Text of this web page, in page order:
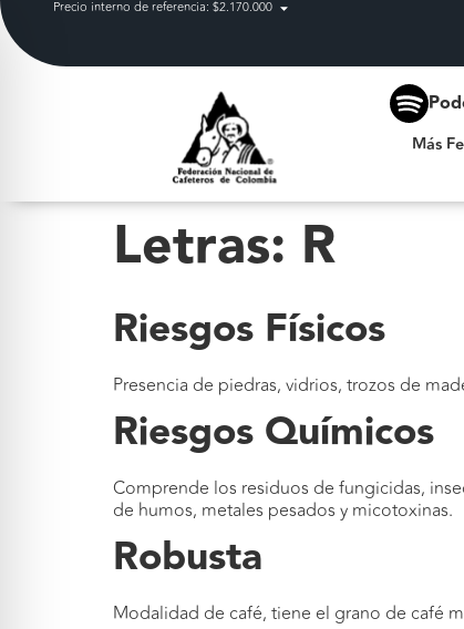
Precio interno de referencia: $2.170.000
Más
Letras: R
Riesgos Físicos
Presencia de piedras, vidrios, trozos de
Riesgos Químicos
Comprende los residuos de fungicidas,
de humos, metales pesados y micotoxinas.
Robusta
Modalidad de café, tiene el grano de café